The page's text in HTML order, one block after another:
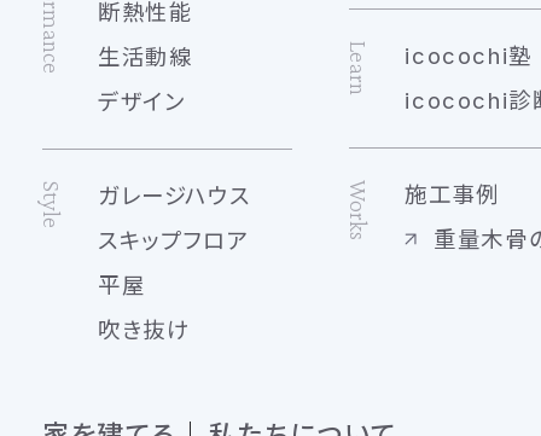
断熱性能
生活動線
デザイン
Style
ガレージハウス
スキップフロア
平屋
吹き抜け
Learn
icocochi塾
icocochi診
Works
施工事例
重量木骨